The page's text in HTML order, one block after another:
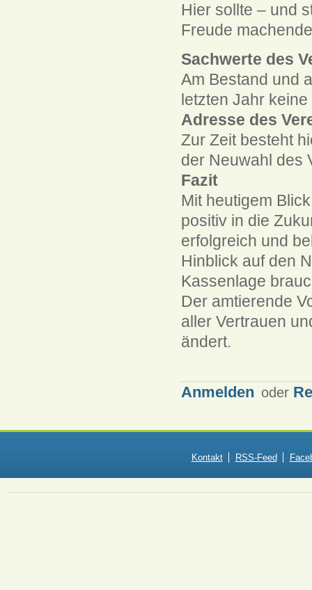
Hier sollte – und
Freude
Sachwerte des
Am Bestand und
letzten Jahr
Adresse des
Zur Zeit besteht
der Neuwahl des
Fazit
Mit heutigem
positiv in die
erfolgreich und
Hinblick auf den
Kassenlage
Der amtierende
aller Vertrauen
ändert.
Anmelden oder
Kontakt RSS-Feed